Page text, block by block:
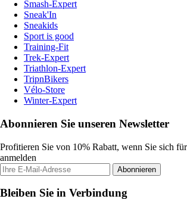
Smash-Expert
Sneak'In
Sneakids
Sport is good
Training-Fit
Trek-Expert
Triathlon-Expert
TripnBikers
Vélo-Store
Winter-Expert
Abonnieren Sie unseren Newsletter
Profitieren Sie von 10% Rabatt, wenn Sie sich
anmelden
Abonnieren
Bleiben Sie in Verbindung